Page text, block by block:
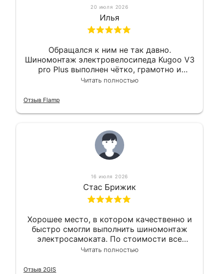
20 июля 2026
Илья
Обращался к ним не так давно.
Шиномонтаж электровелосипеда Kugoo V3
pro Plus выполнен чётко, грамотно и
квалифицированно. Всё сделано
Читать полностью
Отзыв Flamp
16 июля 2026
Стас Брижик
Хорошее место, в котором качественно и
быстро смогли выполнить шиномонтаж
электросамоката. По стоимости все
вышло вообще приемлемо хочу сказать.
Читать полностью
Отзыв 2GIS